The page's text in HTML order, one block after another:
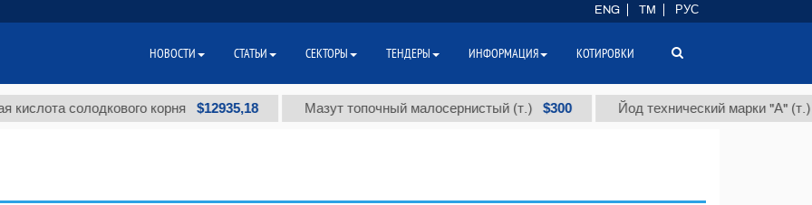
солодкового корня $12935,18 Мазут топочный малосернистый (т.) $300 Йод технический марки "А" (т.)
ENG TM РУС
НОВОСТИ СТАТЬИ СЕКТОРЫ ТЕНДЕРЫ ИНФОРМАЦИЯ КОТИРОВКИ